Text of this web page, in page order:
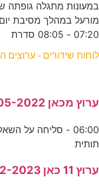
במעונות מתגלה
07:20 - 08:05 סדרת
לוחות שידורים - ערוצים
ערוץ מכאן 03-05-2022
תותית
ערוץ 11 כאן 17-12-2023